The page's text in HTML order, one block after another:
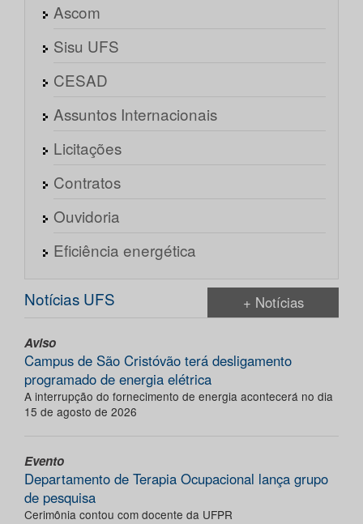
Ascom
Sisu UFS
CESAD
Assuntos Internacionais
Licitações
Contratos
Ouvidoria
Eficiência energética
Notícias UFS + Notícias
Aviso
Campus de São Cristóvão terá desligamento
programado de energia elétrica
A interrupção do fornecimento de energia acontecerá no dia
15 de agosto de 2026
Evento
Departamento de Terapia Ocupacional lança grupo
de pesquisa
Cerimônia contou com docente da UFPR